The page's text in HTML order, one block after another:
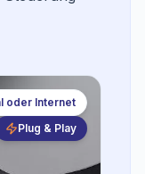
oder Internet
Plug & Play